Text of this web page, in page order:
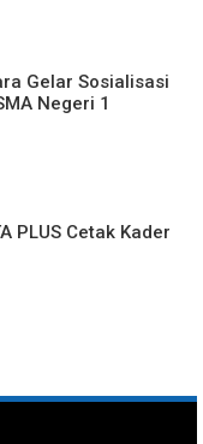
Gelar Sosialisasi
Negeri 1
PLUS Cetak Kader